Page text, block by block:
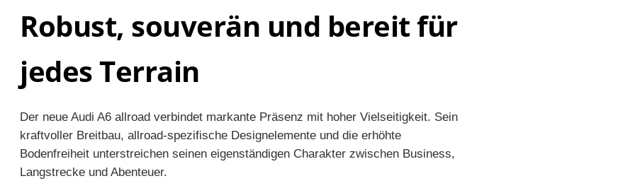
Robust, souverän und bereit für
jedes Terrain
Der neue Audi A6 allroad verbindet markante Präsenz mit hoher Vielseitigkeit. Sein
kraftvoller Breitbau, allroad-spezifische Designelemente und die erhöhte
Bodenfreiheit unterstreichen seinen eigenständigen Charakter zwischen Business,
Langstrecke und Abenteuer.